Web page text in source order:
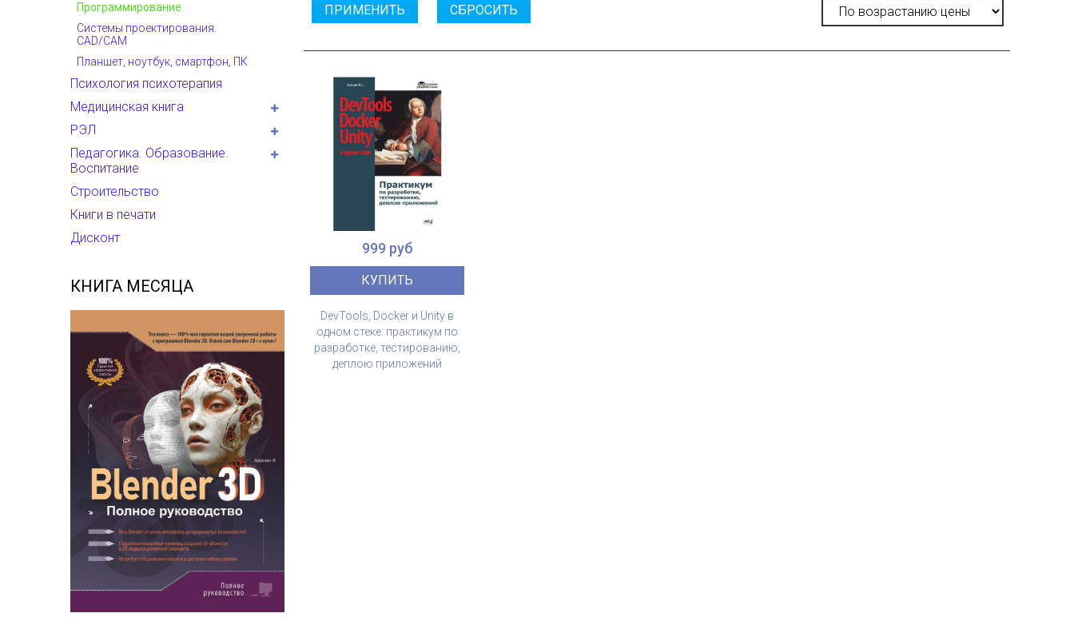
Программирование
Системы проектирования.
CAD/CAM
Планшет, ноутбук, смартфон, ПК
Психология психотерапия
Медицинская книга
РЭЛ
Педагогика. Образование.
Воспитание
Строительство
Книги в печати
Дисконт
КНИГА МЕСЯЦА
ПРИМЕНИТЬ СБРОСИТЬ
999 руб
КУПИТЬ
DevTools, Docker и Unity в
одном стеке: практикум по
разработке, тестированию,
деплою приложений